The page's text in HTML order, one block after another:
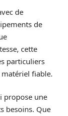
de
de
cette
particuliers
fiable.
propose une
besoins. Que